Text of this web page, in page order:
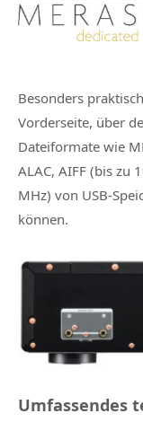
Besonders
Vorderseite, über
Dateiformate wie
ALAC, AIFF (bis zu
MHz) von USB-
können.
Umfassendes